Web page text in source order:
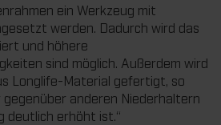
ein Werkzeug mit
werden. Dadurch wird das
und höhere
sind möglich. Außerdem wird
Longlife-Material gefertigt, so
gegenüber anderen Niederhaltern
deutlich erhöht ist.“